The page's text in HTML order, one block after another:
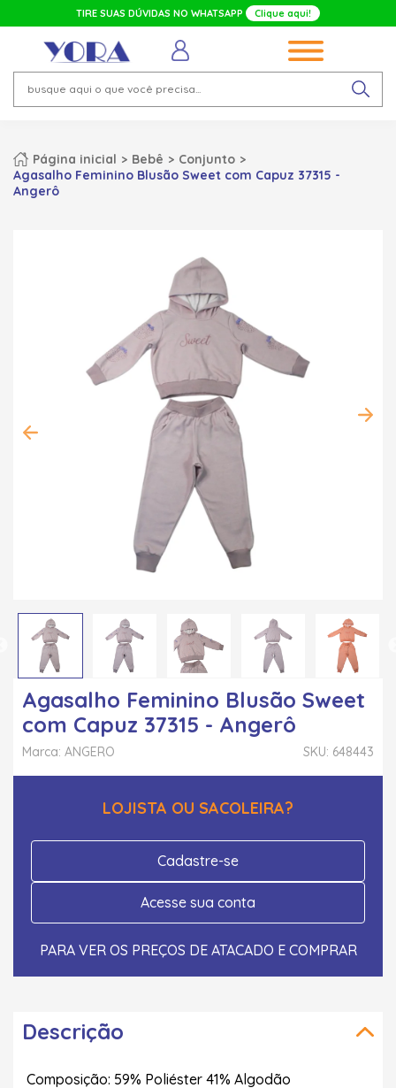
TIRE SUAS DÚVIDAS NO WHATSAPP Clique aqui!
Página inicial Bebê
Conjunto
Agasalho Feminino Blusão Sweet com Capuz 37315 -
Angerô
Agasalho Feminino Blusão Sweet
com Capuz 37315 - Angerô
SKU: 648443
Marca: ANGERO
LOJISTA OU SACOLEIRA?
Cadastre-se
Acesse sua conta
PARA VER OS PREÇOS DE ATACADO E COMPRAR
Descrição
Composição: 59% Poliéster 41% Algodão